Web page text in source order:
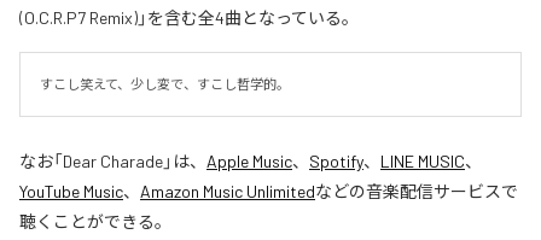
(O.C.R.P7 Remix)」を含む全4曲となっている。
すこし笑えて、少し変で、すこし哲学的。
なお「Dear Charade」は、 Apple Music、 Spotify、 LINE MUSIC、
YouTube Music、 Amazon Music Unlimitedなどの音楽配信サービスで
聴くことができる。